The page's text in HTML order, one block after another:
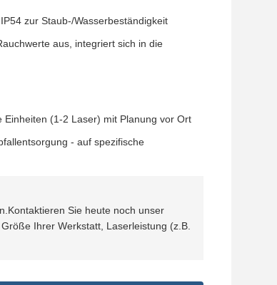
zur Staub-/Wasserbeständigkeit
aus, integriert sich in die
(1-2 Laser) mit Planung vor Ort
- auf spezifische
Sie heute noch unser
Ihrer Werkstatt, Laserleistung (z.B.